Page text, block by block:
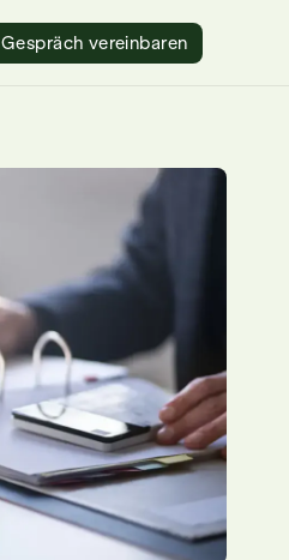
Gespräch vereinbaren